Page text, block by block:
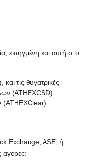
εισηγμένη και αυτή στο
τις θυγατρικές
(ATHEXCSD)
(ATHEXClear)
Exchange, ASE, ή
αγορές: